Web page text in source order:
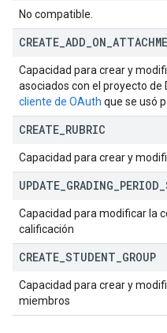
No compatible.
CREATE ADD ON
Capacidad para crear y
asociados con el proyecto de
cliente de OAuth que se usó
CREATE RUBRIC
Capacidad para crear y
UPDATE GRADING PERIOD
Capacidad para modificar la
calificación
CREATE STUDENT GROUP
Capacidad para crear y
miembros